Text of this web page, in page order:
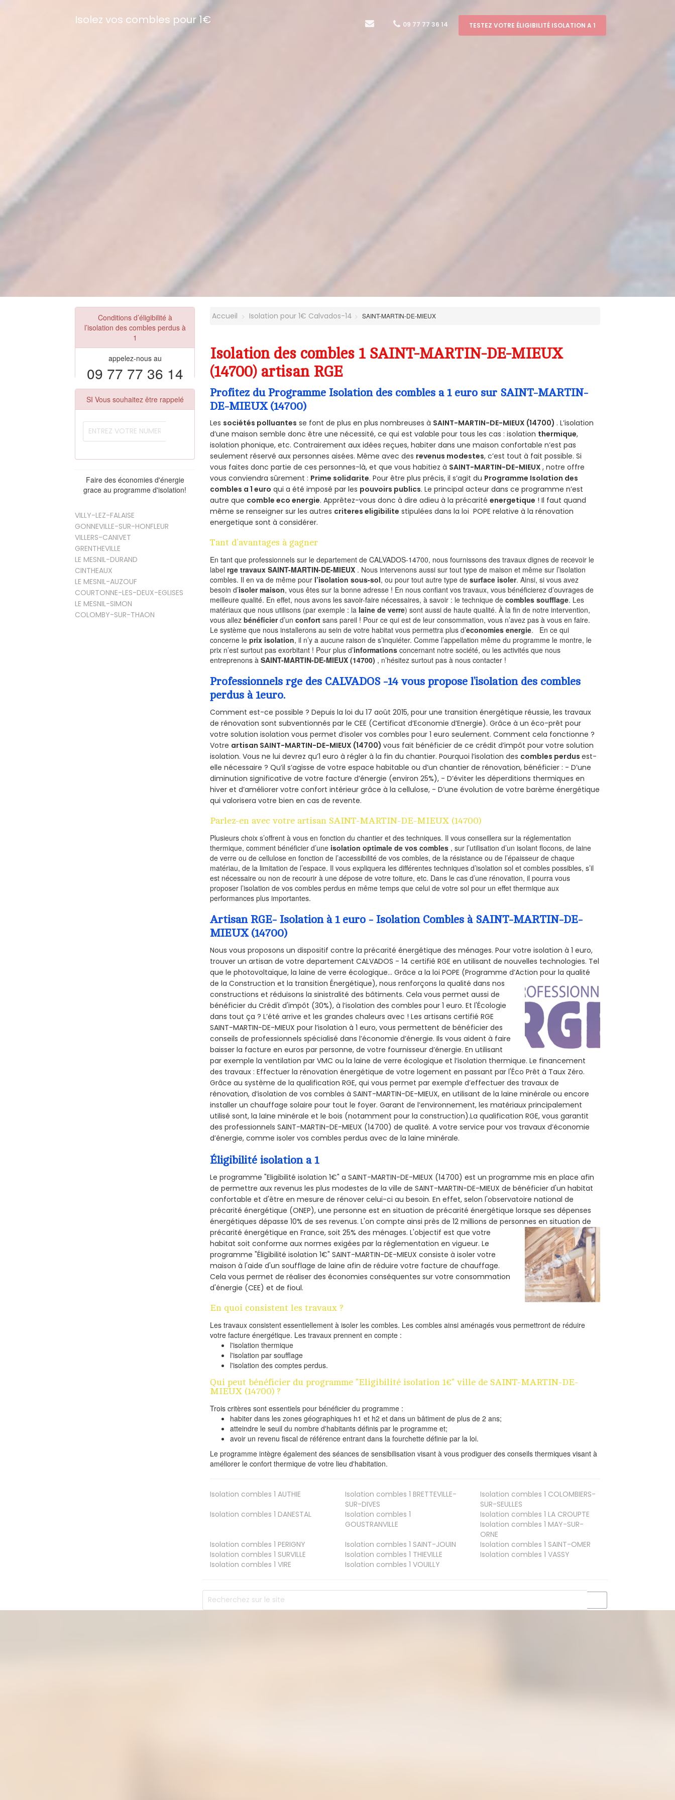
Isolez vos combles pour 1€ 09 77 77 36 14 TESTEZ VOTRE ÉLIGIBILITÉ ISOLATION A 1
Conditions d’éligibilité à
l’isolation des combles perdus à
1
appelez-nous au
09 77 77 36 14
SI Vous souhaitez être rappelé
Faire des économies d'énergie
grace au programme d'isolation!
VILLY-LEZ-FALAISE
GONNEVILLE-SUR-HONFLEUR
VILLERS-CANIVET
GRENTHEVILLE
LE MESNIL-DURAND
CINTHEAUX
LE MESNIL-AUZOUF
COURTONNE-LES-DEUX-EGLISES
LE MESNIL-SIMON
COLOMBY-SUR-THAON
Accueil Isolation pour 1€ Calvados-14 SAINT-MARTIN-DE-MIEUX
Isolation des combles 1 SAINT-MARTIN-DE-MIEUX
(14700) artisan RGE
Profitez du Programme Isolation des combles a 1 euro sur SAINT-MARTIN-
DE-MIEUX (14700)
Les sociétés polluantes se font de plus en plus nombreuses à SAINT-MARTIN-DE-MIEUX (14700) . L’isolation
d’une maison semble donc être une nécessité, ce qui est valable pour tous les cas : isolation thermique,
isolation phonique, etc. Contrairement aux idées reçues, habiter dans une maison confortable n’est pas
seulement réservé aux personnes aisées. Même avec des revenus modestes, c’est tout à fait possible. Si
vous faites donc partie de ces personnes-là, et que vous habitiez à SAINT-MARTIN-DE-MIEUX, notre offre
vous conviendra sûrement : Prime solidarite. Pour être plus précis, il s’agit du Programme Isolation des
combles a 1 euro qui a été imposé par les pouvoirs publics. Le principal acteur dans ce programme n’est
autre que comble eco energie. Apprêtez-vous donc à dire adieu à la précaritéenergetique ! Il faut quand
même se renseigner sur les autres criteres eligibilite stipulées dans la loi POPE relative à la rénovation
energetique sont à considérer.
Tant d’avantages à gagner
En tant que professionnels sur le departement de CALVADOS-14700, nous fournissons des travaux dignes de recevoir le
labelrge travaux SAINT-MARTIN-DE-MIEUX . Nous intervenons aussi sur tout type de maison et même sur l’isolation
combles. Il en va de même pour l’isolation sous-sol, ou pour tout autre type desurface isoler. Ainsi, si vous avez
besoin d’isoler maison, vous êtes sur la bonne adresse ! En nous confiant vos travaux, vous bénéficierez d’ouvrages de
meilleure qualité. En effet, nous avons les savoir-faire nécessaires, à savoir : le technique decombles soufflage. Les
matériaux que nous utilisons (par exemple : la laine de verre) sont aussi de haute qualité. À la fin de notre intervention,
vous allezbénéficierd’unconfort sans pareil ! Pour ce qui est de leur consommation, vous n’avez pas à vous en faire.
Le système que nous installerons au sein de votre habitat vous permettra plus d’economies energie. En ce qui
concerne leprix isolation, il n’y a aucune raison de s’inquiéter. Comme l’appellation même du programme le montre, le
prix n’est surtout pas exorbitant ! Pour plus d’informations concernant notre société, ou les activités que nous
entreprenons àSAINT-MARTIN-DE-MIEUX (14700) , n’hésitez surtout pas à nous contacter !
Professionnels rge des CALVADOS -14 vous propose l’isolation des combles
perdus à 1euro.
Comment est-ce possible ? Depuis la loi du 17 août 2015, pour une transition énergétique réussie, les travaux
de rénovation sont subventionnés par le CEE (Certificat d’Economie d’Energie). Grâce à un éco-prêt pour
votre solution isolation vous permet d’isoler vos combles pour 1 euro seulement. Comment cela fonctionne ?
Votre artisan SAINT-MARTIN-DE-MIEUX (14700)vous fait bénéficier de ce crédit d’impôt pour votre solution
isolation. Vous ne lui devrez qu’1 euro à régler à la fin du chantier. Pourquoi l’isolation des combles perdusest-
elle nécessaire ? Qu’il s’agisse de votre espace habitable ou d’un chantier de rénovation, bénéficier : - D’une
diminution significative de votre facture d’énergie (environ 25%), - D’éviter les déperditions thermiques en
hiver et d’améliorer votre confort intérieur grâce à la cellulose, - D’une évolution de votre barème énergétique
qui valorisera votre bien en cas de revente.
Parlez-en avec votre artisan SAINT-MARTIN-DE-MIEUX (14700)
Plusieurs choix s’offrent à vous en fonction du chantier et des techniques. Il vous conseillera sur la réglementation
thermique, comment bénéficier d’une isolation optimale de vos combles , sur l’utilisation d’un isolant flocons, de laine
de verre ou de cellulose en fonction de l’accessibilité de vos combles, de la résistance ou de l’épaisseur de chaque
matériau, de la limitation de l’espace. Il vous expliquera les différentes techniques d’isolation sol et combles possibles, s’il
est nécessaire ou non de recourir à une dépose de votre toiture, etc. Dans le cas d’une rénovation, il pourra vous
proposer l’isolation de vos combles perdus en même temps que celui de votre sol pour un effet thermique aux
performances plus importantes.
Artisan RGE- Isolation à 1 euro - Isolation Combles à SAINT-MARTIN-DE-
MIEUX (14700)
Nous vous proposons un dispositif contre la précarité énergétique des ménages. Pour votre isolation à 1 euro,
trouver un artisan de votre departement CALVADOS - 14 certifié RGE en utilisant de nouvelles technologies. Tel
que le photovoltaïque, la laine de verre écologique... Grâce a la loi POPE (Programme d’Action pour la qualité
de la Construction et la transition Énergétique), nous renforçons la qualité dans nos
constructions et réduisons la sinistralité des bâtiments. Cela vous permet aussi de
bénéficier du Crédit d'impôt (30%), à l’isolation des combles pour 1 euro. Et l'Écologie
dans tout ça ? L’été arrive et les grandes chaleurs avec ! Les artisans certifié RGE
SAINT-MARTIN-DE-MIEUX pour l’isolation à 1 euro, vous permettent de bénéficier des
conseils de professionnels spécialisé dans l’économie d’énergie. Ils vous aident à faire
baisser la facture en euros par personne, de votre fournisseur d’énergie. En utilisant
par exemple la ventilation par VMC ou la laine de verre écologique et l’isolation thermique. Le financement
des travaux : Effectuer la rénovation énergétique de votre logement en passant par l'Éco Prêt à Taux Zéro.
Grâce au système de la qualification RGE, qui vous permet par exemple d’effectuer des travaux de
rénovation, d’isolation de vos combles à SAINT-MARTIN-DE-MIEUX, en utilisant de la laine minérale ou encore
installer un chauffage solaire pour tout le foyer. Garant de l’environnement, les matériaux principalement
utilisé sont, la laine minérale et le bois (notamment pour la construction).La qualification RGE, vous garantit
des professionnels SAINT-MARTIN-DE-MIEUX (14700) de qualité. A votre service pour vos travaux d’économie
d’énergie, comme isoler vos combles perdus avec de la laine minérale.
Éligibilité isolation a 1
Le programme "Eligibilité isolation 1€" a SAINT-MARTIN-DE-MIEUX (14700) est un programme mis en place afin
de permettre aux revenus les plus modestes de la ville de SAINT-MARTIN-DE-MIEUX de bénéficier d'un habitat
confortable et d'être en mesure de rénover celui-ci au besoin. En effet, selon l'observatoire national de
précarité énergétique (ONEP), une personne est en situation de précarité énergétique lorsque ses dépenses
énergétiques dépasse 10% de ses revenus. L'on compte ainsi près de 12 millions de personnes en situation de
précarité énergétique en France, soit 25% des ménages.L'objectif est que votre
habitat soit conforme aux normes exigées par la réglementation en vigueur. Le
programme "Éligibilité isolation 1€" SAINT-MARTIN-DE-MIEUX consiste à isoler votre
maison à l'aide d'un soufflage de laine afin de réduire votre facture de chauffage.
Cela vous permet de réaliser des économies conséquentes sur votre consommation
d'énergie (CEE) et de fioul.
En quoi consistent les travaux ?
Les travaux consistent essentiellement à isoler les combles. Les combles ainsi aménagés vous permettront de réduire
votre facture énergétique. Les travaux prennent en compte :
l'isolation thermique
l'isolation par soufflage
l'isolation des comptes perdus.
Qui peut bénéficier du programme "Eligibilité isolation 1€" ville de SAINT-MARTIN-DE-
MIEUX (14700) ?
Trois critères sont essentiels pour bénéficier du programme :
habiter dans les zones géographiques h1 et h2 et dans un bâtiment de plus de 2 ans;
atteindre le seuil du nombre d'habitants définis par le programme et;
avoir un revenu fiscal de référence entrant dans la fourchette définie par la loi.
Le programme intègre également des séances de sensibilisation visant à vous prodiguer des conseils thermiques visant à
améliorer le confort thermique de votre lieu d'habitation.
Isolation combles 1 AUTHIE Isolation combles 1 BRETTEVILLE-
SUR-DIVES
Isolation combles 1 COLOMBIERS-
SUR-SEULLES
Isolation combles 1 DANESTAL
Isolation combles 1
GOUSTRANVILLE
Isolation combles 1 LA CROUPTE
Isolation combles 1 MAY-SUR-
ORNE
Isolation combles 1 PERIGNY Isolation combles 1 SAINT-JOUIN Isolation combles 1 SAINT-OMER
Isolation combles 1 SURVILLE Isolation combles 1 THIEVILLE Isolation combles 1 VASSY
Isolation combles 1 VIRE Isolation combles 1 VOUILLY